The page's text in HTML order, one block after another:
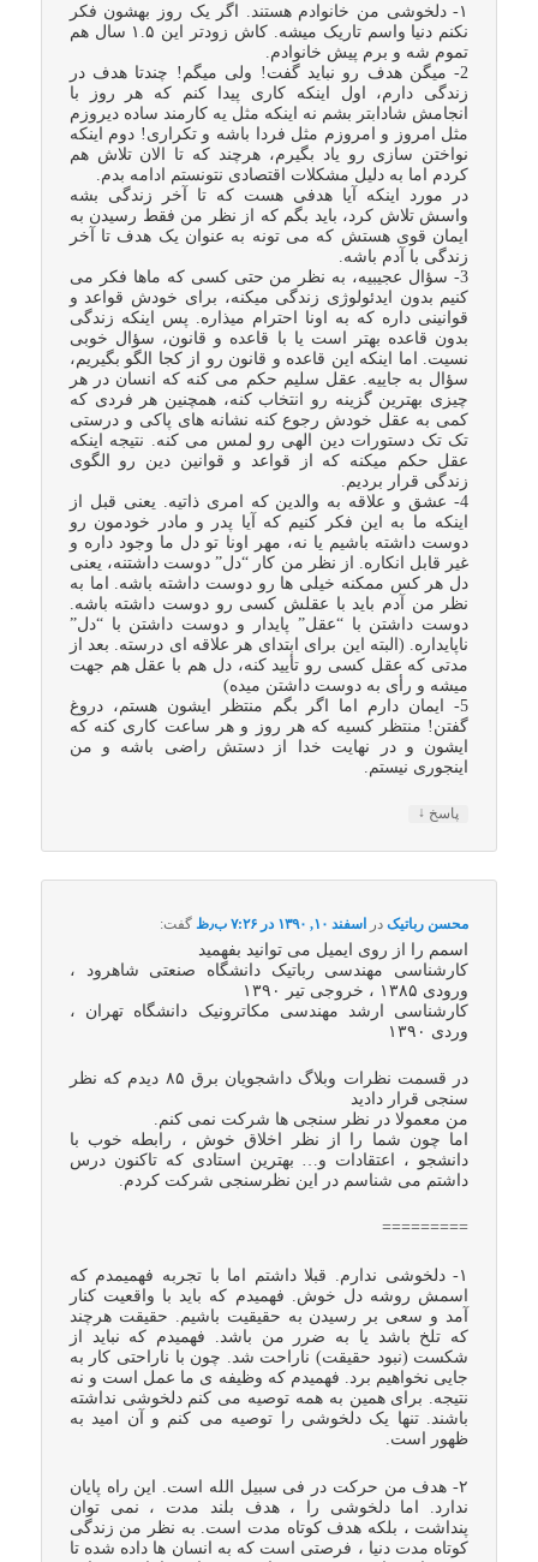
۱- دلخوشی من خانوادم هستند. اگر یک روز بهشون فکر
نکنم دنیا واسم تاریک میشه. کاش زودتر این ۱.۵ سال هم
تموم شه و برم پیش خانوادم.
2- میگن هدف رو نباید گفت! ولی میگم! چندتا هدف در
زندگی دارم، اول اینکه کاری پیدا کنم که هر روز با
انجامش شادابتر بشم نه اینکه مثل یه کارمند ساده دیروزم
مثل امروز و امروزم مثل فردا باشه و تکراری! دوم اینکه
نواختن سازی رو یاد بگیرم، هرچند که تا الان تلاش هم
کردم اما به دلیل مشکلات اقتصادی نتونستم ادامه بدم.
در مورد اینکه آیا هدفی هست که تا آخر زندگی بشه
واسش تلاش کرد، باید بگم که از نظر من فقط رسیدن به
ایمان قوی هستش که می تونه به عنوان یک هدف تا آخر
زندگی با آدم باشه.
3- سؤال عجیبیه، به نظر من حتی کسی که ماها فکر می
کنیم بدون ایدئولوژی زندگی میکنه، برای خودش قواعد و
قوانینی داره که به اونا احترام میذاره. پس اینکه زندگی
بدون قاعده بهتر است یا با قاعده و قانون، سؤال خوبی
نسیت. اما اینکه این قاعده و قانون رو از کجا الگو بگیریم،
سؤال به جاییه. عقل سلیم حکم می کنه که انسان در هر
چیزی بهترین گزینه رو انتخاب کنه، همچنین هر فردی که
کمی به عقل خودش رجوع کنه نشانه های پاکی و درستی
تک تک دستورات دین الهی رو لمس می کنه. نتیجه اینکه
عقل حکم میکنه که از قواعد و قوانین دین رو الگوی
زندگی قرار بردیم.
4- عشق و علاقه به والدین که امری ذاتیه. یعنی قبل از
اینکه ما به این فکر کنیم که آیا پدر و مادر خودمون رو
دوست داشته باشیم یا نه، مهر اونا تو دل ما وجود داره و
غیر قابل انکاره. از نظر من کار “دل” دوست داشتنه، یعنی
دل هر کس ممکنه خیلی ها رو دوست داشته باشه. اما به
نظر من آدم باید با عقلش کسی رو دوست داشته باشه.
دوست داشتن با “عقل” پایدار و دوست داشتن با “دل”
ناپایداره. (البته این برای ابتدای هر علاقه ای درسته. بعد از
مدتی که عقل کسی رو تأیید کنه، دل هم با عقل هم جهت
میشه و رأی به دوست داشتن میده)
5- ایمان دارم اما اگر بگم منتظر ایشون هستم، دروغ
گفتن! منتظر کسیه که هر روز و هر ساعت کاری کنه که
ایشون و در نهایت خدا از دستش راضی باشه و من
اینجوری نیستم.
پاسخ ↓
محسن رباتیکدر اسفند ۱۰, ۱۳۹۰ در ۷:۲۶ ب٫ظ گفت:
اسمم را از روی ایمیل می توانید بفهمید
کارشناسی مهندسی رباتیک دانشگاه صنعتی شاهرود ،
ورودی ۱۳۸۵ ، خروجی تیر ۱۳۹۰
کارشناسی ارشد مهندسی مکاترونیک دانشگاه تهران ،
وردی ۱۳۹۰
در قسمت نظرات وبلاگ داشجویان برق ۸۵ دیدم که نظر
سنجی قرار دادید
من معمولا در نظر سنجی ها شرکت نمی کنم.
اما چون شما را از نظر اخلاق خوش ، رابطه خوب با
دانشجو ، اعتقادات و… بهترین استادی که تاکنون درس
داشتم می شناسم در این نظرسنجی شرکت کردم.
=========
۱- دلخوشی ندارم. قبلا داشتم اما با تجربه فهمیمدم که
اسمش روشه دل خوش. فهمیدم که باید با واقعیت کنار
آمد و سعی بر رسیدن به حقیقیت باشیم. حقیقت هرچند
که تلخ باشد یا به ضرر من باشد. فهمیدم که نباید از
شکست (نبود حقیقت) ناراحت شد. چون با ناراحتی کار به
جایی نخواهیم برد. فهمیدم که وظیفه ی ما عمل است و نه
نتیجه. برای همین به همه توصیه می کنم دلخوشی نداشته
باشند. تنها یک دلخوشی را توصیه می کنم و آن امید به
ظهور است.
۲- هدف من حرکت در فی سبیل الله است. این راه پایان
ندارد. اما دلخوشی را ، هدف بلند مدت ، نمی توان
پنداشت ، بلکه هدف کوتاه مدت است. به نظر من زندگی
کوتاه مدت دنیا ، فرصتی است که به انسان ها داده شده تا